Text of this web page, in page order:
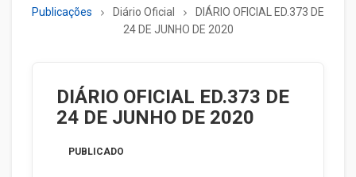
Publicações Diário Oficial
DIÁRIO OFICIAL ED.373 DE
24 DE JUNHO DE 2020
DIÁRIO OFICIAL ED.373 DE
24 DE JUNHO DE 2020
PUBLICADO